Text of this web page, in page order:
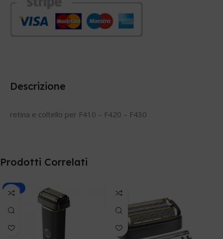
Descrizione
retina e coltello per F410 – F420 – F430
Prodotti Correlati
-10%